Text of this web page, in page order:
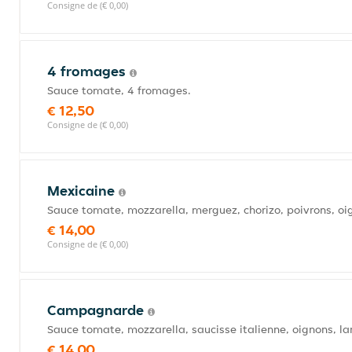
Consigne de (€ 0,00)
4 fromages
Sauce tomate, 4 fromages.
€ 12,50
Consigne de (€ 0,00)
Mexicaine
Sauce tomate, mozzarella, merguez, chorizo, poivrons,
€ 14,00
Consigne de (€ 0,00)
Campagnarde
Sauce tomate, mozzarella, saucisse italienne, oignons,